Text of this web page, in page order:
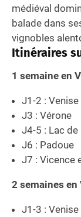
médiéval
balade dans
vignobles
Itinéraires
1 semaine en
J1-2 :
J3 : Vérone
J4-5 : Lac de
J6 : Padoue
J7 : Vicence
2 semaines en
J1-3 :